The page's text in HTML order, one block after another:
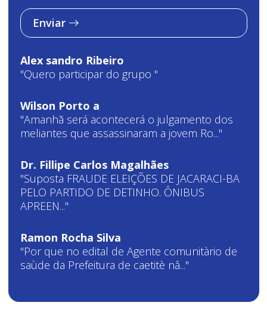
Enviar
Alex sandro Ribeiro
"Quero participar do grupo "
Wilson Porto a
"Amanhã será acontecerá o julgamento dos
meliantes que assassinaram a jovem Ro..."
Dr. Fillipe Carlos Magalhães
"Suposta FRAUDE ELEIÇÕES DE JACARACI-BA
PELO PARTIDO DE DETINHO. ÔNIBUS
APREEN..."
Ramon Rocha Silva
"Por que no edital de Agente comunitàrio de
saùde da Prefeitura de caetitè nâ..."